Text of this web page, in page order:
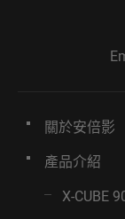
關於安倍影
產品介紹
X-CUBE